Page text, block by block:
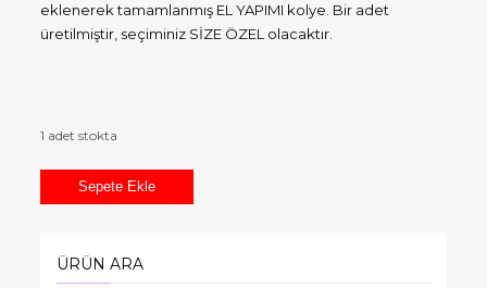
eklenerek tamamlanmış EL YAPIMI kolye. Bir adet
üretilmiştir, seçiminiz SİZE ÖZEL olacaktır.
1 adet stokta
Azurit
Apatit
Sepete Ekle
ÜRÜN ARA